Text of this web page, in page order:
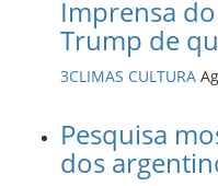
Imprensa
Trump de
3CLIMAS CULTURA
Pesquisa
dos